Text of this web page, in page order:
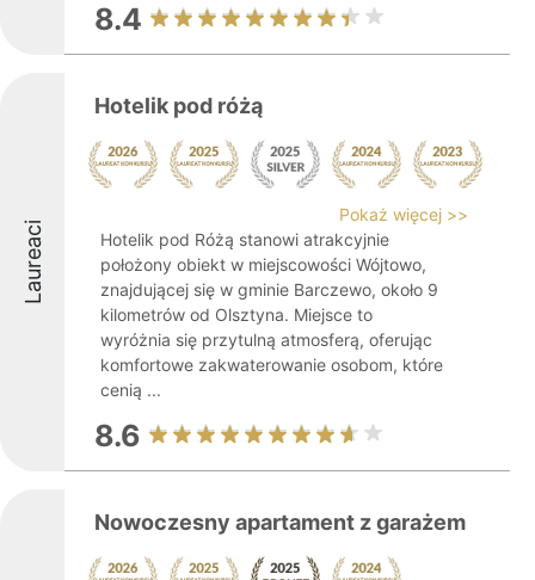
8.4
Laureaci
Hotelik pod różą
Pokaż więcej >>
Hotelik pod Różą stanowi atrakcyjnie
położony obiekt w miejscowości Wójtowo,
znajdującej się w gminie Barczewo, około 9
kilometrów od Olsztyna. Miejsce to
wyróżnia się przytulną atmosferą, oferując
komfortowe zakwaterowanie osobom, które
cenią ...
8.6
Nowoczesny apartament z garażem